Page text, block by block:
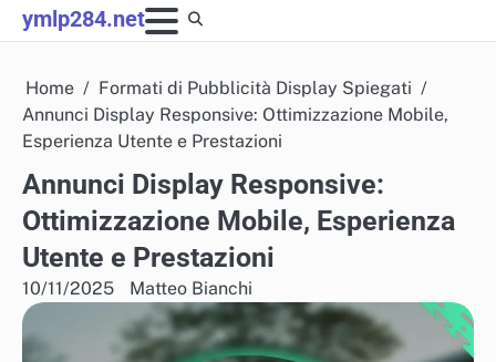
Skip
to
ymlp284.net
Home
Formati di Pubblicità Display Spiegati
Annunci Display Responsive: Ottimizzazione Mobile,
Esperienza Utente e Prestazioni
Annunci Display Responsive:
Ottimizzazione Mobile, Esperienza
Utente e Prestazioni
10/11/2025 Matteo Bianchi